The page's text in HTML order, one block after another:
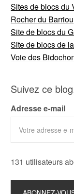
Sites de blocs du
Rocher du Barriou
Site de blocs du
Site de blocs de
Voie des
Suivez ce
Adresse e-mail
131 utilisateurs